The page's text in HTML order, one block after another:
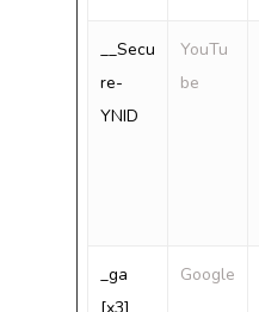
__Secu
re-
YNID
YouTu
be
_ga
Google